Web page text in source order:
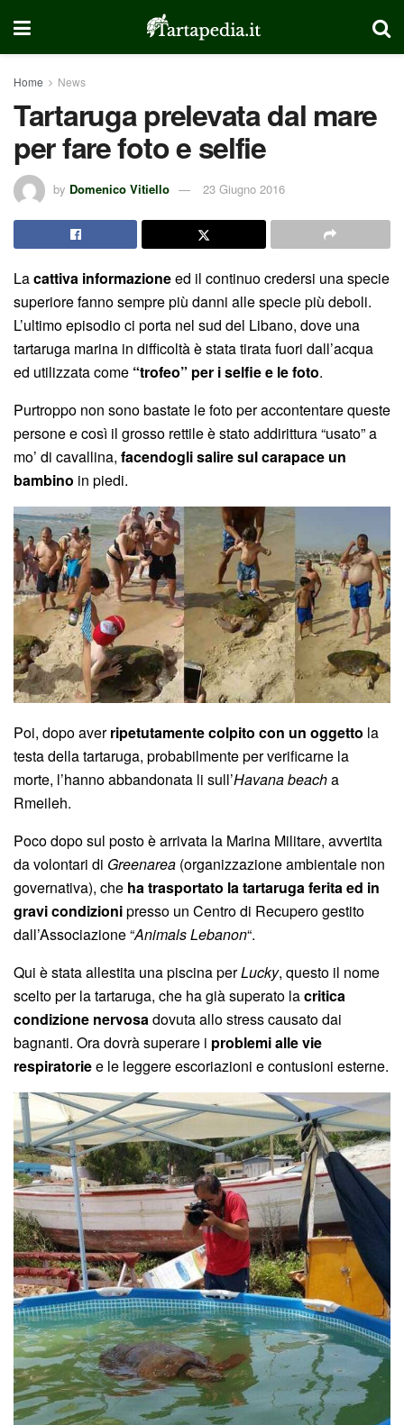
Home News
Tartaruga prelevata dal mare
per fare foto e selfie
by Domenico Vitiello 23 Giugno 2016
Lacattiva informazioneed il continuo credersi una specie
superiore fanno sempre più danni alle specie più deboli.
L’ultimo episodio ci porta nel sud del Libano, dove una
tartaruga marina in difficoltà è stata tirata fuori dall’acqua
ed utilizzata come “trofeo” per i selfie e le foto.
Purtroppo non sono bastate le foto per accontentare queste
persone e così il grosso rettile è stato addirittura “usato” a
mo’ di cavallina, facendogli salire sul carapace un
bambino in piedi.
Poi, dopo averripetutamente colpito con un oggetto la
testa della tartaruga, probabilmente per verificarne la
morte, l’hanno abbandonata li sull’Havana beacha
Rmeileh.
Poco dopo sul posto è arrivata la Marina Militare, avvertita
da volontari di Greenarea (organizzazione ambientale non
governativa), che ha trasportato la tartaruga ferita ed in
gravi condizionipresso un Centro di Recupero gestito
dall’Associazione “Animals Lebanon“.
Qui è stata allestita una piscina perLucky, questo il nome
scelto per la tartaruga, che ha già superato lacritica
condizione nervosadovuta allo stress causato dai
bagnanti. Ora dovrà superare i problemi alle vie
respiratoriee le leggere escoriazioni e contusioni esterne.